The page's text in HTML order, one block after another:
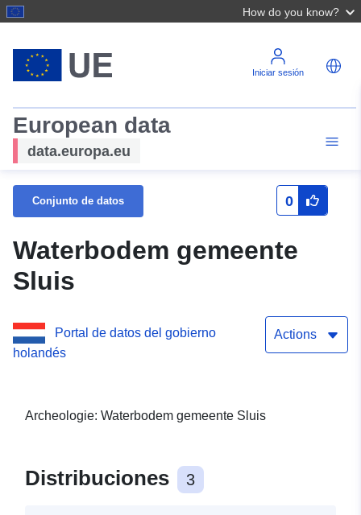
How do you know?
Iniciar sesión
European data
data.europa.eu
Conjunto de datos 0
Waterbodem gemeente
Sluis
Portal de datos del gobierno
holandés
Actions
Archeologie: Waterbodem gemeente Sluis
Distribuciones 3